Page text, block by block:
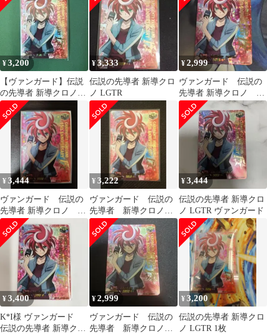
¥3,200
【ヴァンガード】伝説
の先導者 新導クロノ
LGTR 1枚
¥3,333
伝説の先導者 新導クロ
ノ LGTR
¥2,999
ヴァンガード 伝説の
先導者 新導クロノ
LGTR
¥3,444
ヴァンガード 伝説の
先導者 新導クロノ
LGTR
¥3,222
ヴァンガード 伝説の
先導者 新導クロノ
LGTR
¥3,444
伝説の先導者 新導クロ
ノ LGTR ヴァンガード
¥3,400
K*I様 ヴァンガード
伝説の先導者 新導クロ
¥2,999
ヴァンガード 伝説の
先導者 新導クロノ
¥3,200
伝説の先導者 新導クロ
ノ LGTR 1枚